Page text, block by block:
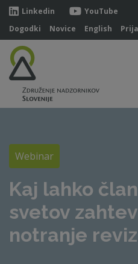
Linkedin
YouTube
Dogodki
Novice English
Webinar
Kaj lahko
svetov
notranje